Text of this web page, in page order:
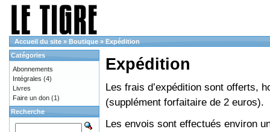
Accueil du site » Boutique » Expédition
Expédition
Les frais d’expédition sont offerts,
(supplément forfaitaire de 2 euros).
Les envois sont effectués environ
Catégories
Abonnements
Intégrales (4)
Livres
Faire un don (1)
Recherche